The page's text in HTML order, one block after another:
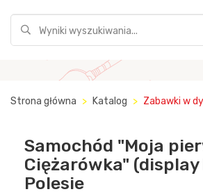
Strona główna Katalog Zabawki w
Samochód "Moja
Ciężarówka" (display
Polesie